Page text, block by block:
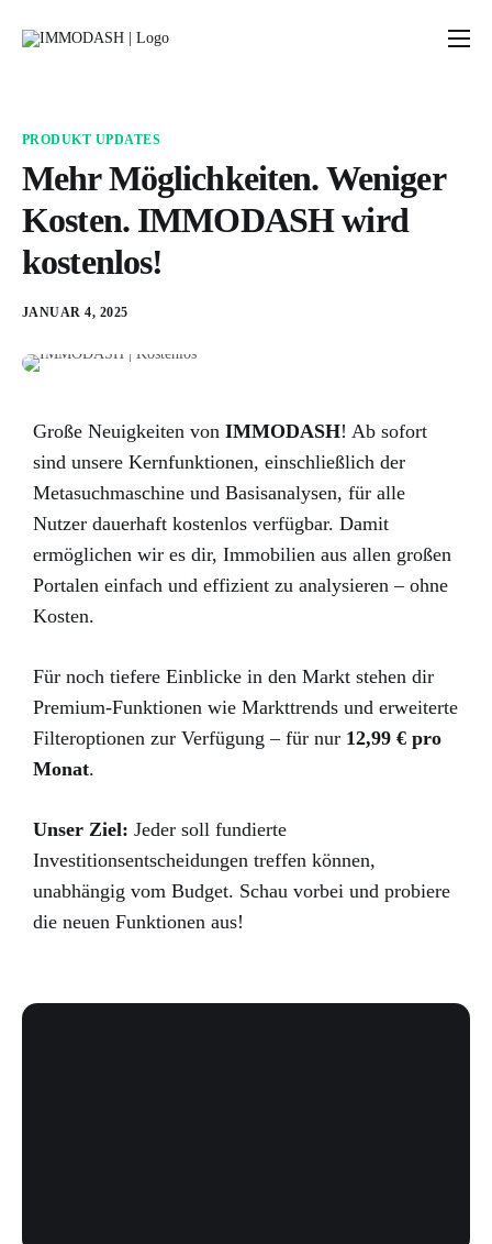
Rechner & Tools
Über uns
PRODUKT UPDATES
Mehr Möglichkeiten. Weniger
Kosten. IMMODASH wird
kostenlos!
JANUAR 4, 2025
Große Neuigkeiten von IMMODASH! Ab sofort
sind unsere Kernfunktionen, einschließlich der
Metasuchmaschine und Basisanalysen, für alle
Nutzer dauerhaft kostenlos verfügbar. Damit
ermöglichen wir es dir, Immobilien aus allen großen
Portalen einfach und effizient zu analysieren – ohne
Kosten.
Für noch tiefere Einblicke in den Markt stehen dir
Premium-Funktionen wie Markttrends und erweiterte
Filteroptionen zur Verfügung – für nur 12,99 € pro
Monat.
Unser Ziel: Jeder soll fundierte
Investitionsentscheidungen treffen können,
unabhängig vom Budget. Schau vorbei und probiere
die neuen Funktionen aus!